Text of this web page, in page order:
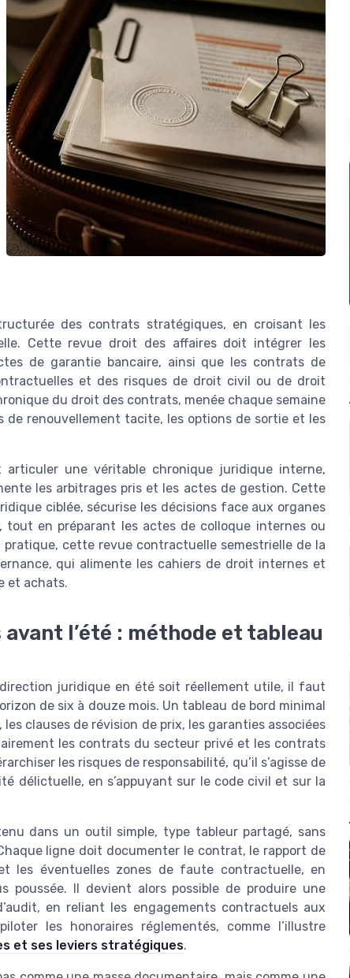
des contrats stratégiques, en croisant les
Cette revue droit des affaires doit intégrer les
de garantie bancaire, ainsi que les contrats de
et des risques de droit civil ou de droit
du droit des contrats, menée chaque semaine
de renouvellement tacite, les options de sortie et les
une véritable chronique juridique interne,
les arbitrages pris et les actes de gestion. Cette
ciblée, sécurise les décisions face aux organes
tout en préparant les actes de colloque internes ou
cette revue contractuelle semestrielle de la
qui alimente les cahiers de droit internes et
et achats.
l’été : méthode et tableau
juridique en été soit réellement utile, il faut
de six à douze mois. Un tableau de bord minimal
clauses de révision de prix, les garanties associées
les contrats du secteur privé et les contrats
les risques de responsabilité, qu’il s’agisse de
délictuelle, en s’appuyant sur le code civil et sur la
dans un outil simple, type tableur partagé, sans
ligne doit documenter le contrat, le rapport de
les éventuelles zones de faute contractuelle, en
poussée. Il devient alors possible de produire une
en reliant les engagements contractuels aux
les honoraires réglementés, comme l’illustre
et ses leviers stratégiques.